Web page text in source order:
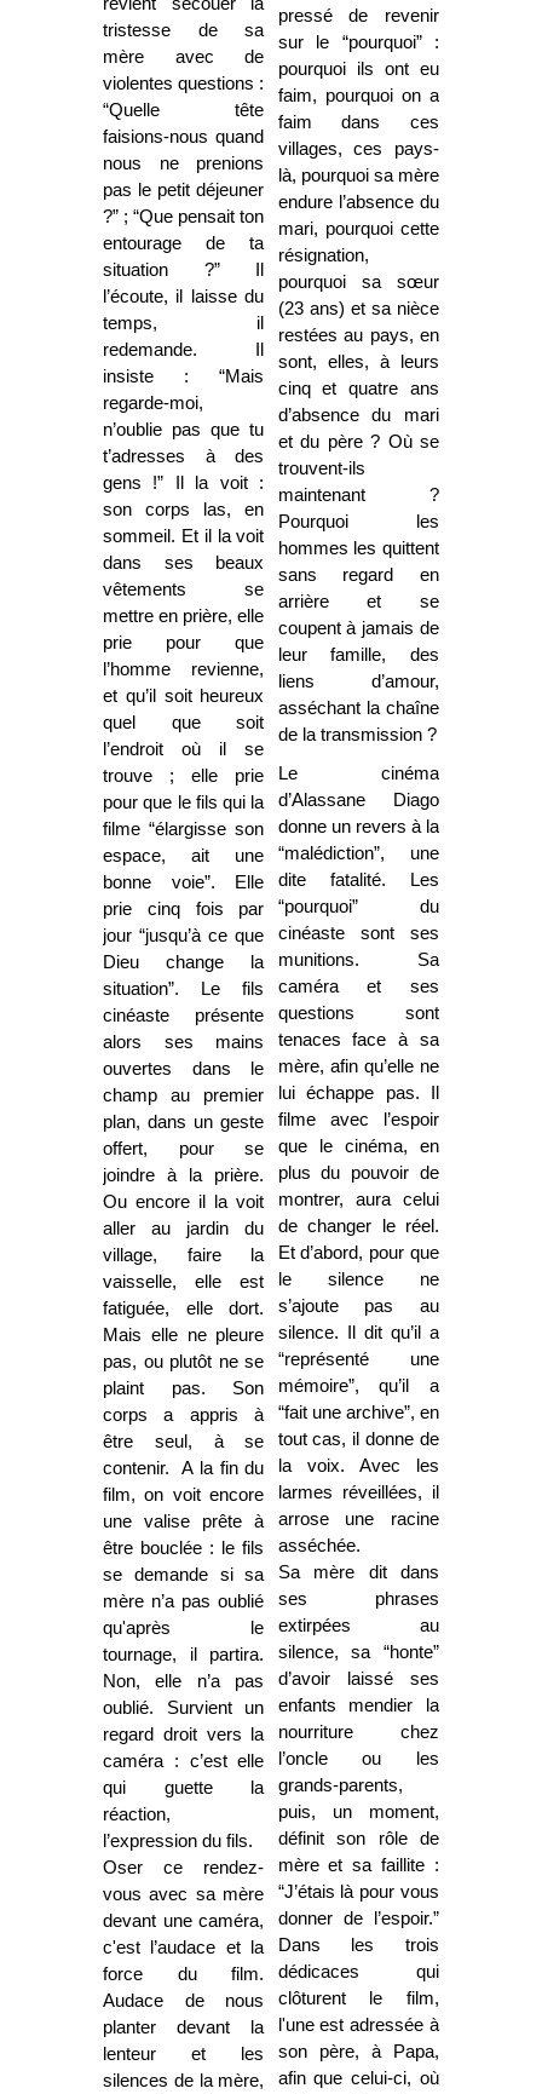
tristesse de sa
mère avec de
violentes questions :
“Quelle tête
faisions-nous quand
nous ne prenions
pas le petit déjeuner
?” ; “Que pensait ton
entourage de ta
situation ?” Il
l’écoute, il laisse du
temps, il
redemande. Il
insiste : “Mais
regarde-moi,
n’oublie pas que tu
t’adresses à des
gens !” Il la voit :
son corps las, en
sommeil. Et il la voit
dans ses beaux
vêtements se
mettre en prière, elle
prie pour que
l’homme revienne,
et qu’il soit heureux
quel que soit
l’endroit où il se
trouve ; elle prie
pour que le fils qui la
filme “élargisse son
espace, ait une
bonne voie”. Elle
prie cinq fois par
jour “jusqu’à ce que
Dieu change la
situation”. Le fils
cinéaste présente
alors ses mains
ouvertes dans le
champ au premier
plan, dans un geste
offert, pour se
joindre à la prière.
Ou encore il la voit
aller au jardin du
village, faire la
vaisselle, elle est
fatiguée, elle dort.
Mais elle ne pleure
pas, ou plutôt ne se
plaint pas. Son
corps a appris à
être seul, à se
contenir. A la fin du
film, on voit encore
une valise prête à
être bouclée : le fils
se demande si sa
mère n’a pas oublié
qu'après le
tournage, il partira.
Non, elle n’a pas
oublié. Survient un
regard droit vers la
caméra : c’est elle
qui guette la
réaction,
l’expression du fils.
Oser ce rendez-
vous avec sa mère
devant une caméra,
c'est l’audace et la
force du film.
Audace de nous
planter devant la
lenteur et les
silences de la mère,
pressé de revenir
sur le “pourquoi” :
pourquoi ils ont eu
faim, pourquoi on a
faim dans ces
villages, ces pays-
là, pourquoi sa mère
endure l’absence du
mari, pourquoi cette
résignation,
pourquoi sa sœur
(23 ans) et sa nièce
restées au pays, en
sont, elles, à leurs
cinq et quatre ans
d’absence du mari
et du père ? Où se
trouvent-ils
maintenant ?
Pourquoi les
hommes les quittent
sans regard en
arrière et se
coupent à jamais de
leur famille, des
liens d’amour,
asséchant la chaîne
de la transmission ?
Le cinéma
d’Alassane Diago
donne un revers à la
“malédiction”, une
dite fatalité. Les
“pourquoi” du
cinéaste sont ses
munitions. Sa
caméra et ses
questions sont
tenaces face à sa
mère, afin qu’elle ne
lui échappe pas. Il
filme avec l’espoir
que le cinéma, en
plus du pouvoir de
montrer, aura celui
de changer le réel.
Et d’abord, pour que
le silence ne
s’ajoute pas au
silence. Il dit qu’il a
“représenté une
mémoire”, qu’il a
“fait une archive”, en
tout cas, il donne de
la voix. Avec les
larmes réveillées, il
arrose une racine
asséchée.
Sa mère dit dans
ses phrases
extirpées au
silence, sa “honte”
d’avoir laissé ses
enfants mendier la
nourriture chez
l’oncle ou les
grands-parents,
puis, un moment,
définit son rôle de
mère et sa faillite :
“J’étais là pour vous
donner de l’espoir.”
Dans les trois
dédicaces qui
clôturent le film,
l'une est adressée à
son père, à Papa,
afin que celui-ci, où